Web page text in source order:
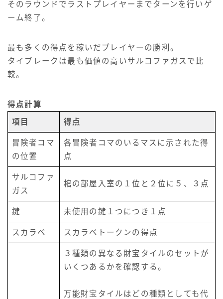
そのラウンドでラストプレイヤーまでターンを行いゲ
ーム終了。
最も多くの得点を稼いだプレイヤーの勝利。
タイブレークは最も価値の高いサルコファガスで比
較。
得点計算
項目 得点
冒険者コマ
の位置
各冒険者コマのいるマスに示された得
点
サルコファ
ガス
棺の部屋入室の１位と２位に５、３点
鍵 未使用の鍵１つにつき１点
スカラベ スカラベトークンの得点
３種類の異なる財宝タイルのセットが
いくつあるかを確認する。
万能財宝タイルはどの種類としても代